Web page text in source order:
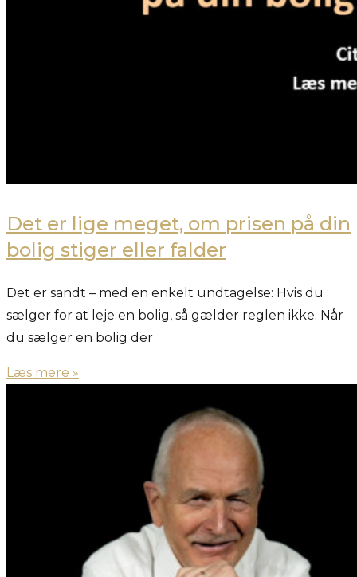
Det er lige meget, om prisen på din
bolig stiger eller falder
Det er sandt – med en enkelt undtagelse: Hvis du
sælger for at leje en bolig, så gælder reglen ikke. Når
du sælger en bolig der
Læs mere »